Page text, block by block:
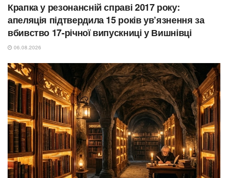
Крапка у резонансній справі 2017 року:
апеляція підтвердила 15 років ув’язнення за
вбивство 17-річної випускниці у Вишнівці
06.08.2026